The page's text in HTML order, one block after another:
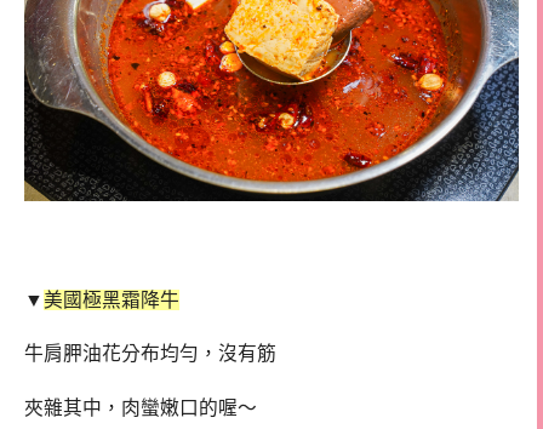
▼美國極黑霜降牛
牛肩胛油花分布均勻，沒有筋
夾雜其中，肉蠻嫩口的喔～